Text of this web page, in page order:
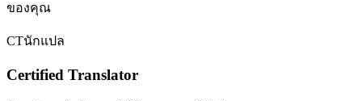
ของคุณ
CTนักแปล
Certified Translator